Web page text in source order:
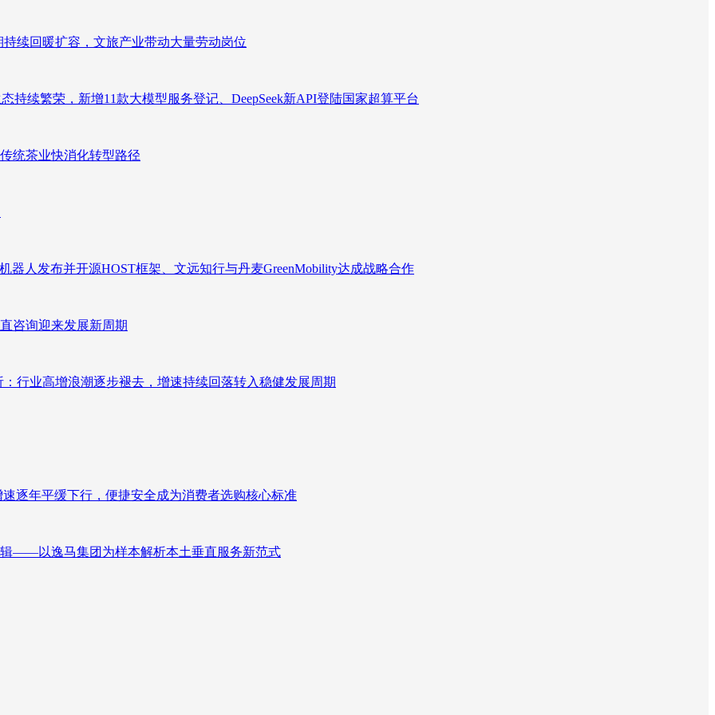
续回暖扩容，文旅产业带动大量劳动岗位
续繁荣，新增11款大模型服务登记、DeepSeek新API登陆国家超算平台
统茶业快消化转型路径
器人发布并开源HOST框架、文远知行与丹麦GreenMobility达成战略合作
咨询迎来发展新周期
行业高增浪潮逐步褪去，增速持续回落转入稳健发展周期
逐年平缓下行，便捷安全成为消费者选购核心标准
——以逸马集团为样本解析本土垂直服务新范式